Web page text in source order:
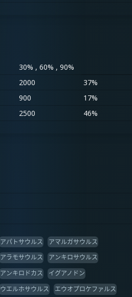
30% , 60% , 90%
2000 37%
900 17%
2500 46%
アパトサウルス
アマルガサウルス
アラモサウルス
アンキロサウルス
アンキロドカス
イグアノドン
ウエルホサウルス
エウオプロケファルス